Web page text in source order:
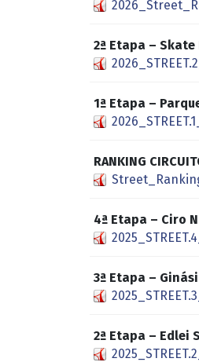
2ª Etapa – Skate
1ª Etapa –
RANKING
4ª Etapa – Ciro
3ª Etapa –
2ª Etapa – Edlei